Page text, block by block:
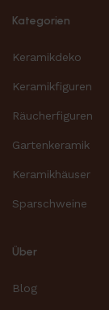
Kategorien
Keramikdeko
Keramikfiguren
Räucherfiguren
Gartenkeramik
Keramikhäuser
Sparschweine
Über
Blog